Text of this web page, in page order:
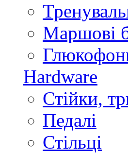
Маршові
Hardware
Стійки,
Педалі
Стільці